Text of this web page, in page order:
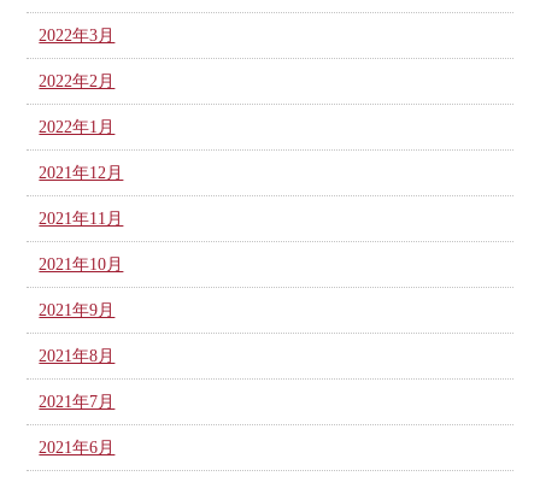
2022年3月
2022年2月
2022年1月
2021年12月
2021年11月
2021年10月
2021年9月
2021年8月
2021年7月
2021年6月